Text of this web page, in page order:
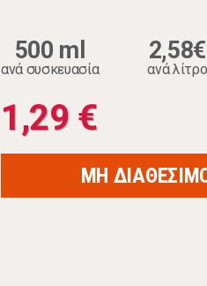
500 ml
ανά συσκευασία
2,58€
ανά λίτρο
1,29 €
ΜΗ